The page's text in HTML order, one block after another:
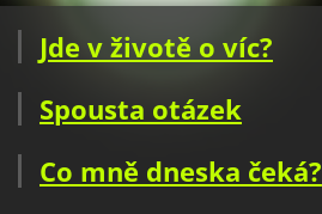
Jde v životě o víc?
Spousta otázek
Co mně dneska čeká?